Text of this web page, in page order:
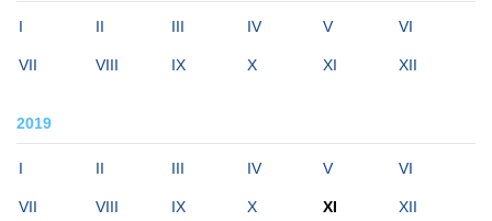
I II III IV V VI
VII VIII IX X XI XII
2019
I II III IV V VI
VII VIII IX X XI XII